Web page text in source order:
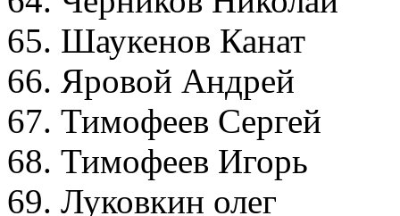
65. Шаукенов Канат
66. Яровой
67. Тимофеев
68. Тимофеев
69. Луковкин олег